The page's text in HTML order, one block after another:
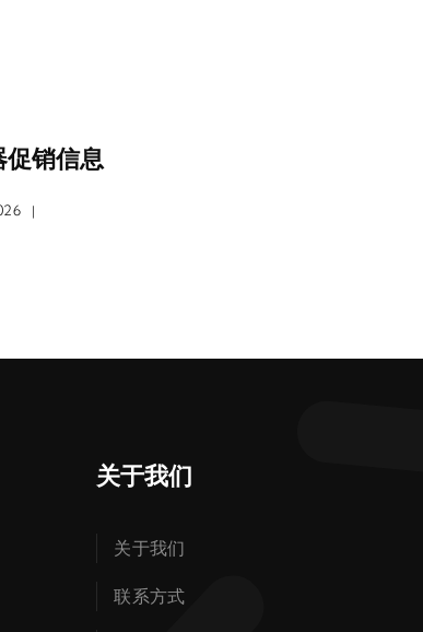
销信息
|
关于我们
关于我们
联系方式